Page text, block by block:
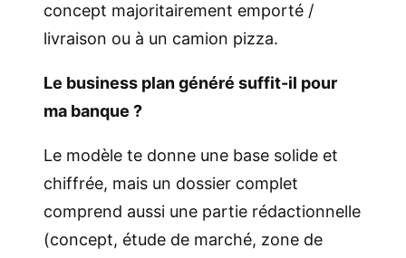
concept majoritairement emporté /
livraison ou à un camion pizza.
Le business plan généré suffit-il pour
ma banque ?
Le modèle te donne une base solide et
chiffrée, mais un dossier complet
comprend aussi une partie rédactionnelle
(concept, étude de marché, zone de